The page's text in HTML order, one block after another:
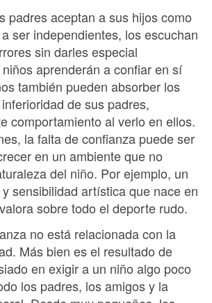
padres aceptan a sus hijos como
ser independientes, los escuchan
sin darles especial
aprenderán a confiar en sí
también pueden absorber los
de sus padres,
comportamiento al verlo en ellos.
la falta de confianza puede ser
en un ambiente que no
del niño. Por ejemplo, un
sensibilidad artística que nace en
sobre todo el deporte rudo.
no está relacionada con la
Más bien es el resultado de
en exigir a un niño algo poco
los padres, los amigos y la